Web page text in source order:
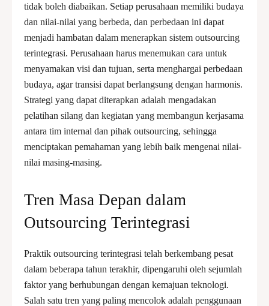
tidak boleh diabaikan. Setiap perusahaan memiliki budaya
dan nilai-nilai yang berbeda, dan perbedaan ini dapat
menjadi hambatan dalam menerapkan sistem outsourcing
terintegrasi. Perusahaan harus menemukan cara untuk
menyamakan visi dan tujuan, serta menghargai perbedaan
budaya, agar transisi dapat berlangsung dengan harmonis.
Strategi yang dapat diterapkan adalah mengadakan
pelatihan silang dan kegiatan yang membangun kerjasama
antara tim internal dan pihak outsourcing, sehingga
menciptakan pemahaman yang lebih baik mengenai nilai-
nilai masing-masing.
Tren Masa Depan dalam
Outsourcing Terintegrasi
Praktik outsourcing terintegrasi telah berkembang pesat
dalam beberapa tahun terakhir, dipengaruhi oleh sejumlah
faktor yang berhubungan dengan kemajuan teknologi.
Salah satu tren yang paling mencolok adalah penggunaan